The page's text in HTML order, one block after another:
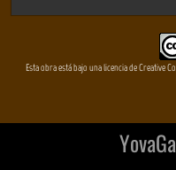
Esta obra está bajo una licencia de